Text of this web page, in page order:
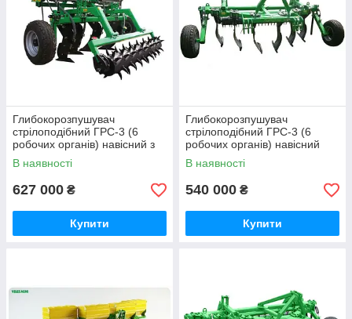
Глибокорозпушувач
стрілоподібний ГРС-3 (6
робочих органів) навісний з
внесенням добрив, кольчатий
каток Велес-Агро
В наявності
627 000 ₴
Купити
Глибокорозпушувач
стрілоподібний ГРС-3 (6
робочих органів) навісний
кольчатий каток Велес-Агро
В наявності
540 000 ₴
Купити